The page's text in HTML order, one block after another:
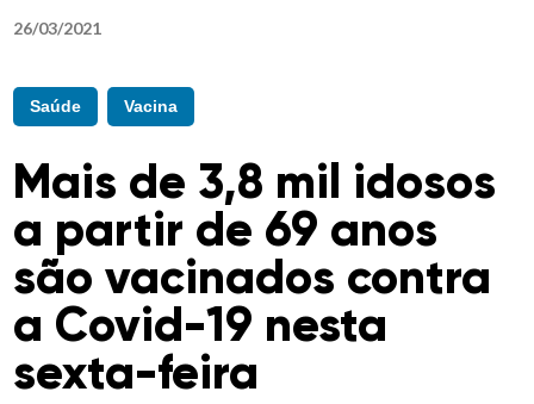
26/03/2021
Saúde Vacina
Mais de 3,8 mil idosos
a partir de 69 anos
são vacinados contra
a Covid-19 nesta
sexta-feira